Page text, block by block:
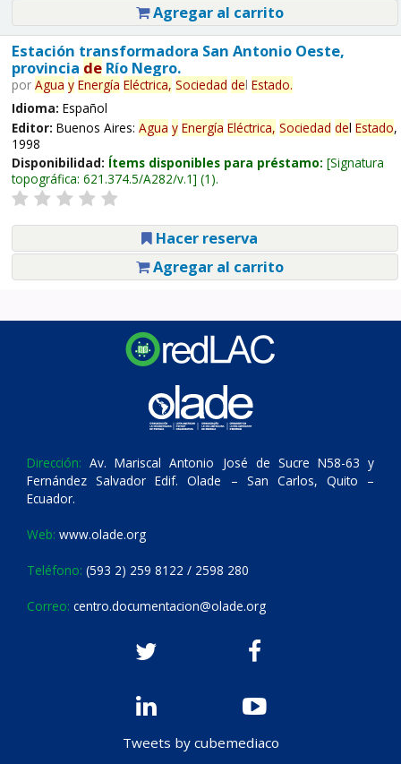
Agregar al carrito
Estación transformadora San Antonio Oeste,
provincia deRío Negro.
por Agua y Energía Eléctrica, Sociedad del Estado.
Idioma: Español
Editor: Buenos Aires: Agua y Energía Eléctrica, Sociedad del Estado,
1998
Disponibilidad: Ítems disponibles para préstamo: Signatura
topográfica: 621.374.5/A282/v.1 (1).
Hacer reserva
Agregar al carrito
Dirección: Av. Mariscal Antonio José de Sucre N58-63 y
Fernández Salvador Edif. Olade – San Carlos, Quito –
Ecuador.
Web: www.olade.org
Teléfono: (593 2) 259 8122 / 2598 280
Correo: centro.documentacion@olade.org
Tweets by cubemediaco